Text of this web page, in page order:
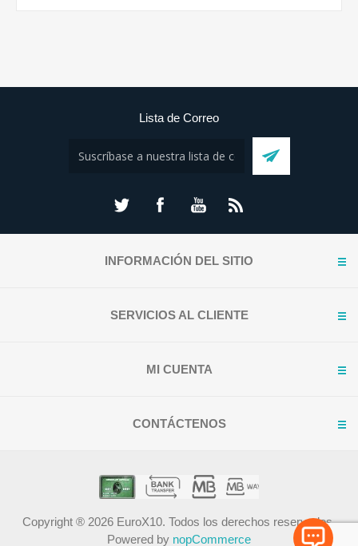
Lista de Correo
INFORMACIÓN DEL SITIO
SERVICIOS AL CLIENTE
MI CUENTA
CONTÁCTENOS
Copyright ® 2026 EuroX10. Todos los derechos reservados.
Powered by nopCommerce